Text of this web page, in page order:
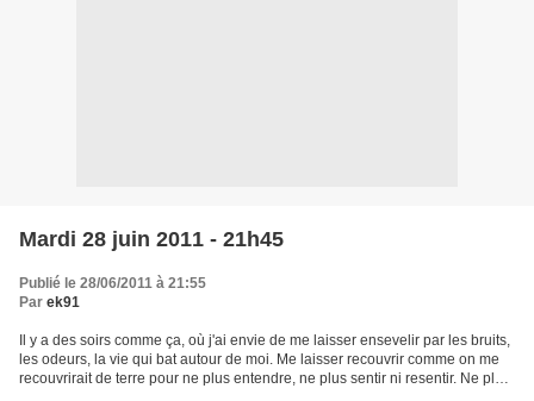
Mardi 28 juin 2011 - 21h45
Publié le 28/06/2011 à 21:55
Par ek91
Il y a des soirs comme ça, où j'ai envie de me laisser ensevelir par les bruits,
les odeurs, la vie qui bat autour de moi. Me laisser recouvrir comme on me
recouvrirait de terre pour ne plus entendre, ne plus sentir ni resentir. Ne plus